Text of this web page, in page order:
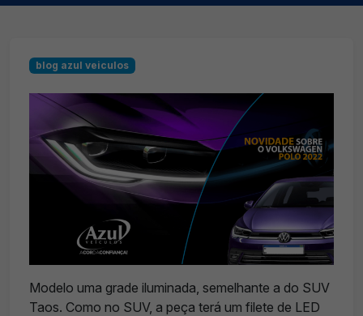
blog azul veiculos
Modelo uma grade iluminada, semelhante a do SUV
Taos. Como no SUV, a peça terá um filete de LED